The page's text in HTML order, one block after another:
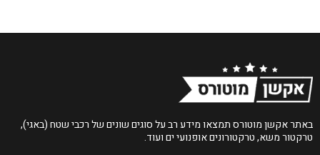
באתר אקשן מוטורס תמצאו מידע רב על סוגים שונים של רכבי שטח (באגי),
טרקטור משא, טרקטורונים אופנועי ים ועוד.